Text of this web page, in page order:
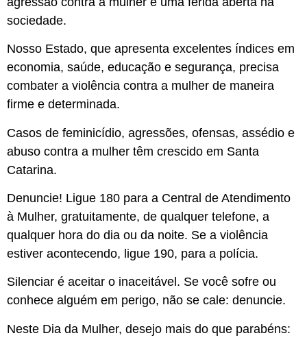
sociedade.
Nosso Estado, que apresenta excelentes índices em
economia, saúde, educação e segurança, precisa
combater a violência contra a mulher de maneira
firme e determinada.
Casos de feminicídio, agressões, ofensas, assédio e
abuso contra a mulher têm crescido em Santa
Catarina.
Denuncie! Ligue 180 para a Central de Atendimento
à Mulher, gratuitamente, de qualquer telefone, a
qualquer hora do dia ou da noite. Se a violência
estiver acontecendo, ligue 190, para a polícia.
Silenciar é aceitar o inaceitável. Se você sofre ou
conhece alguém em perigo, não se cale: denuncie.
Neste Dia da Mulher, desejo mais do que parabéns: